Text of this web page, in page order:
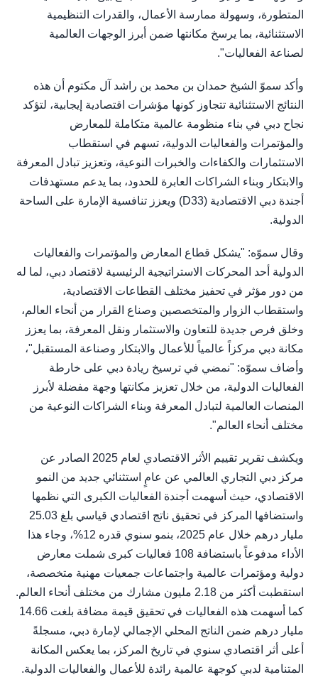
المتطورة، وسهولة ممارسة الأعمال، والقدرات التنظيمية
الاستثنائية، بما يرسخ مكانتها ضمن أبرز الوجهات العالمية
لصناعة الفعاليات".
وأكد سموّ الشيخ حمدان بن محمد بن راشد آل مكتوم أن هذه
النتائج الاستثنائية تتجاوز كونها مؤشرات اقتصادية إيجابية، لتؤكد
نجاح دبي في بناء منظومة عالمية متكاملة للمعارض
والمؤتمرات والفعاليات الدولية، تسهم في استقطاب
الاستثمارات والكفاءات والخبرات النوعية، وتعزيز تبادل المعرفة
والابتكار وبناء الشراكات العابرة للحدود، بما يدعم مستهدفات
أجندة دبي الاقتصادية (D33) ويعزز تنافسية الإمارة على الساحة
الدولية.
وقال سموّه: "يشكل قطاع المعارض والمؤتمرات والفعاليات
الدولية أحد المحركات الاستراتيجية الرئيسية لاقتصاد دبي، لما له
من دور مؤثر في تحفيز مختلف القطاعات الاقتصادية،
واستقطاب الزوار والمتخصصين وصناع القرار من أنحاء العالم،
وخلق فرص جديدة للتعاون والاستثمار ونقل المعرفة، بما يعزز
مكانة دبي مركزاً عالمياً للأعمال والابتكار وصناعة المستقبل"،
وأضاف سموّه: "نمضي في ترسيخ ريادة دبي على خارطة
الفعاليات الدولية، من خلال تعزيز مكانتها وجهة مفضلة لأبرز
المنصات العالمية لتبادل المعرفة وبناء الشراكات النوعية من
مختلف أنحاء العالم".
ويكشف تقرير تقييم الأثر الاقتصادي لعام 2025 الصادر عن
مركز دبي التجاري العالمي عن عامٍ استثنائي جديد من النمو
الاقتصادي، حيث أسهمت أجندة الفعاليات الكبرى التي نظمها
واستضافها المركز في تحقيق ناتج اقتصادي قياسي بلغ 25.03
مليار درهم خلال عام 2025، بنمو سنوي قدره 12%، وجاء هذا
الأداء مدفوعاً باستضافة 108 فعاليات كبرى شملت معارض
دولية ومؤتمرات عالمية واجتماعات جمعيات مهنية متخصصة،
استقطبت أكثر من 2.18 مليون مشارك من مختلف أنحاء العالم.
كما أسهمت هذه الفعاليات في تحقيق قيمة مضافة بلغت 14.66
مليار درهم ضمن الناتج المحلي الإجمالي لإمارة دبي، مسجلةً
أعلى أثر اقتصادي سنوي في تاريخ المركز، بما يعكس المكانة
المتنامية لدبي كوجهة عالمية رائدة للأعمال والفعاليات الدولية.